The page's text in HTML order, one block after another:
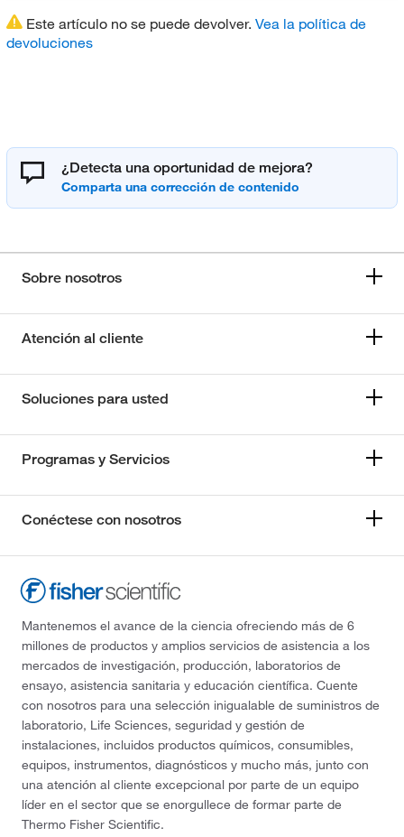
Este artículo no se puede devolver. Vea la política de
devoluciones
¿Detecta una oportunidad de mejora?
Sobre nosotros
Atención al cliente
Soluciones para usted
Programas y Servicios
Conéctese con nosotros
Mantenemos el avance de la ciencia ofreciendo más de 6
millones de productos y amplios servicios de asistencia a los
mercados de investigación, producción, laboratorios de
ensayo, asistencia sanitaria y educación científica. Cuente
con nosotros para una selección inigualable de suministros de
laboratorio, Life Sciences, seguridad y gestión de
instalaciones, incluidos productos químicos, consumibles,
equipos, instrumentos, diagnósticos y mucho más, junto con
una atención al cliente excepcional por parte de un equipo
líder en el sector que se enorgullece de formar parte de
Thermo Fisher Scientific.